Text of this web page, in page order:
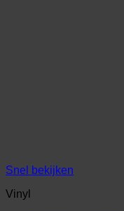
Snel bekijken
Vinyl